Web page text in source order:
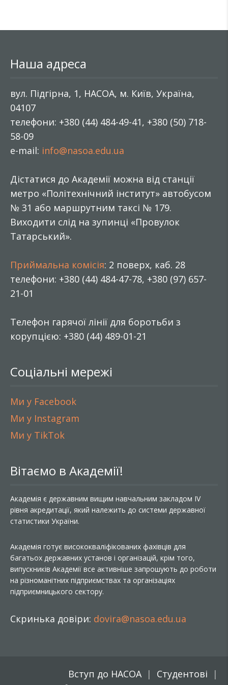
Наша адреса
вул. Підгірна, 1, НАСОА, м. Київ, Україна,
04107
телефони: +380 (44) 484-49-41, +380 (50) 718-
58-09
e-mail: info@nasoa.edu.ua
Дістатися до Академії можна від станції
метро «Політехнічний інститут» автобусом
№ 31 або маршрутним таксі № 179.
Виходити слід на зупинці «Провулок
Татарський».
Приймальна комісія: 2 поверх, каб. 28
телефони: +380 (44) 484-47-78, +380 (97) 657-
21-01
Телефон гарячої лінії для боротьби з
корупцією: +380 (44) 489-01-21
Соціальні мережі
Ми у Facebook
Ми у Instagram
Ми у TikTok
Вітаємо в Академії!
Академія є державним вищим навчальним закладом IV
рівня акредитації, який належить до системи державної
статистики України.
Академія готує висококваліфікованих фахівців для
багатьох державних установ і організацій, крім того,
випускників Академії все активніше запрошують до роботи
на різноманітних підприємствах та організаціях
підприємницького сектору.
Скринька довіри: dovira@nasoa.edu.ua
Вступ до НАСОА
Студентові